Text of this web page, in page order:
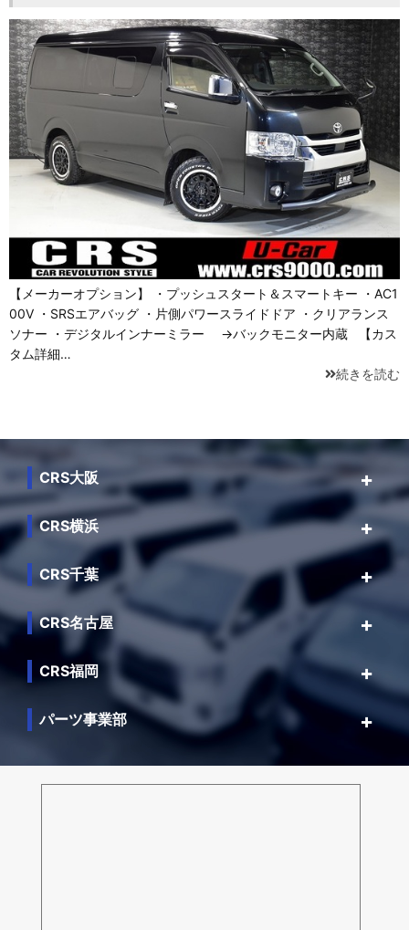
【メーカーオプション】 ・プッシュスタート＆スマートキー ・AC1
00V ・SRSエアバッグ ・片側パワースライドドア ・クリアランス
ソナー ・デジタルインナーミラー →バックモニター内蔵 【カス
タム詳細…
続きを読む
CRS大阪
CRS横浜
CRS千葉
CRS名古屋
CRS福岡
パーツ事業部